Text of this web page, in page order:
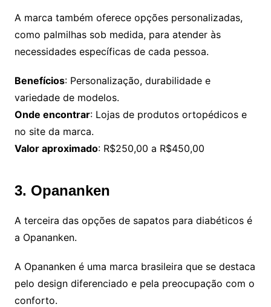
A marca também oferece opções personalizadas,
como palmilhas sob medida, para atender às
necessidades específicas de cada pessoa.
Benefícios: Personalização, durabilidade e
variedade de modelos.
Onde encontrar: Lojas de produtos ortopédicos e
no site da marca.
Valor aproximado: R$250,00 a R$450,00
3. Opananken
A terceira das opções de sapatos para diabéticos é
a Opananken.
A Opananken é uma marca brasileira que se destaca
pelo design diferenciado e pela preocupação com o
conforto.